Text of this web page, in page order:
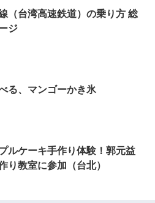
（台湾高速鉄道）の乗り方 総
ジ
る、マンゴーかき氷
ルケーキ手作り体験！郭元益
り教室に参加（台北）